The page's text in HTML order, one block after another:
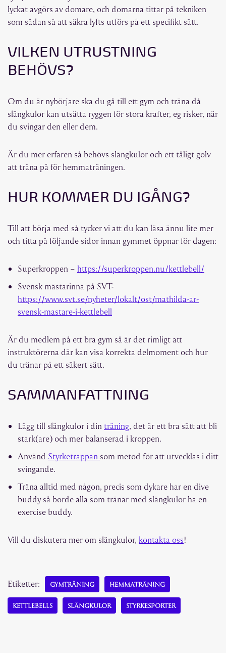
lyckat avgörs av domare, och domarna tittar på tekniken
som sådan så att säkra lyfts utförs på ett specifikt sätt.
VILKEN UTRUSTNING
BEHÖVS?
Om du är nybörjare ska du gå till ett gym och träna då
slängkulor kan utsätta ryggen för stora krafter, eg risker, när
du svingar den eller dem.
Är du mer erfaren så behövs slängkulor och ett tåligt golv
att träna på för hemmaträningen.
HUR KOMMER DU IGÅNG?
Till att börja med så tycker vi att du kan läsa ännu lite mer
och titta på följande sidor innan gymmet öppnar för dagen:
Superkroppen – https://superkroppen.nu/kettlebell/
Svensk mästarinna på SVT-
https://www.svt.se/nyheter/lokalt/ost/mathilda-ar-
svensk-mastare-i-kettlebell
Är du medlem på ett bra gym så är det rimligt att
instruktörerna där kan visa korrekta delmoment och hur
du tränar på ett säkert sätt.
SAMMANFATTNING
Lägg till slängkulor i din träning, det är ett bra sätt att bli
stark(are) och mer balanserad i kroppen.
Använd Styrketrappan som metod för att utvecklas i ditt
svingande.
Träna alltid med någon, precis som dykare har en dive
buddy så borde alla som tränar med slängkulor ha en
exercise buddy.
Vill du diskutera mer om slängkulor, kontakta oss!
Etiketter: GYMTRÄNING HEMMATRÄNING
KETTLEBELLS SLÄNGKULOR STYRKESPORTER